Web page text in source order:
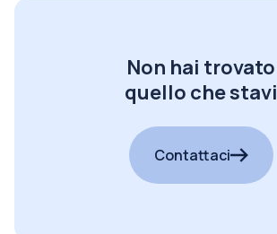
Non hai trovato
quello che stavi
Contattaci